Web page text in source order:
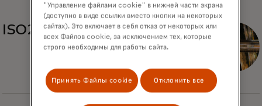
ISO20022
"Управление файлами cookie" в нижней части экрана
(доступно в виде ссылки вместо кнопки на некоторых
сайтах). Это включает в себя отказ от некоторых или
всех Файлов cookie, за исключением тех, которые
строго необходимы для работы сайта.
Принять Файлы cookie Отклонить все